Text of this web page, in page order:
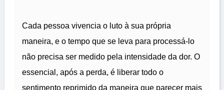
Cada pessoa vivencia o luto à sua própria
maneira, e o tempo que se leva para processá-lo
não precisa ser medido pela intensidade da dor. O
essencial, após a perda, é liberar todo o
sentimento reprimido da maneira que parecer mais